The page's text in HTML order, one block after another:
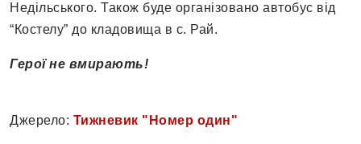
Недільського. Також буде організовано автобус від
“Костелу” до кладовища в с. Рай.
Герої не вмирають!
Джерело: Тижневик "Номер один"